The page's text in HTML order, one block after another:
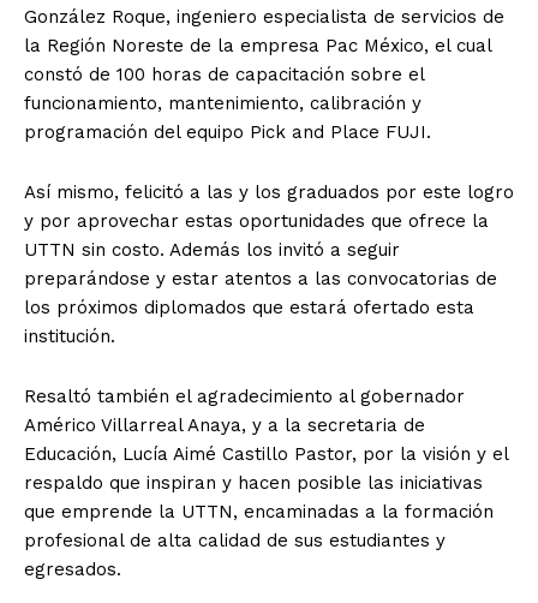
González Roque, ingeniero especialista de servicios de
la Región Noreste de la empresa Pac México, el cual
constó de 100 horas de capacitación sobre el
funcionamiento, mantenimiento, calibración y
programación del equipo Pick and Place FUJI.
Así mismo, felicitó a las y los graduados por este logro
y por aprovechar estas oportunidades que ofrece la
UTTN sin costo. Además los invitó a seguir
preparándose y estar atentos a las convocatorias de
los próximos diplomados que estará ofertado esta
institución.
Resaltó también el agradecimiento al gobernador
Américo Villarreal Anaya, y a la secretaria de
Educación, Lucía Aimé Castillo Pastor, por la visión y el
respaldo que inspiran y hacen posible las iniciativas
que emprende la UTTN, encaminadas a la formación
profesional de alta calidad de sus estudiantes y
egresados.